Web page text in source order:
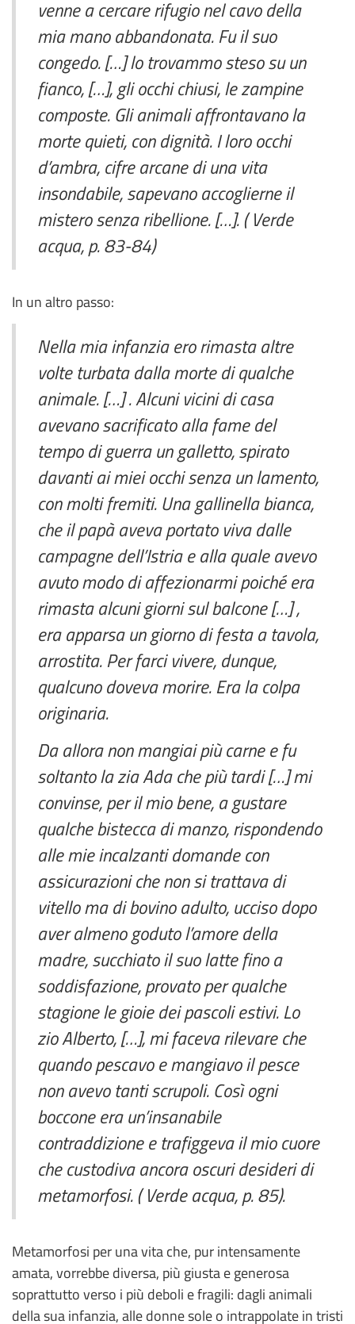
venne a cercare rifugio nel cavo della
mia mano abbandonata. Fu il suo
congedo. […] lo trovammo steso su un
fianco, […], gli occhi chiusi, le zampine
composte. Gli animali affrontavano la
morte quieti, con dignità. I loro occhi
d’ambra, cifre arcane di una vita
insondabile, sapevano accoglierne il
mistero senza ribellione. […]. ( Verde
acqua, p. 83-84)
In un altro passo:
Nella mia infanzia ero rimasta altre
volte turbata dalla morte di qualche
animale. […] . Alcuni vicini di casa
avevano sacrificato alla fame del
tempo di guerra un galletto, spirato
davanti ai miei occhi senza un lamento,
con molti fremiti. Una gallinella bianca,
che il papà aveva portato viva dalle
campagne dell’Istria e alla quale avevo
avuto modo di affezionarmi poiché era
rimasta alcuni giorni sul balcone […] ,
era apparsa un giorno di festa a tavola,
arrostita. Per farci vivere, dunque,
qualcuno doveva morire. Era la colpa
originaria.
Da allora non mangiai più carne e fu
soltanto la zia Ada che più tardi […] mi
convinse, per il mio bene, a gustare
qualche bistecca di manzo, rispondendo
alle mie incalzanti domande con
assicurazioni che non si trattava di
vitello ma di bovino adulto, ucciso dopo
aver almeno goduto l’amore della
madre, succhiato il suo latte fino a
soddisfazione, provato per qualche
stagione le gioie dei pascoli estivi. Lo
zio Alberto, […], mi faceva rilevare che
quando pescavo e mangiavo il pesce
non avevo tanti scrupoli. Così ogni
boccone era un’insanabile
contraddizione e trafiggeva il mio cuore
che custodiva ancora oscuri desideri di
metamorfosi. ( Verde acqua, p. 85).
Metamorfosi per una vita che, pur intensamente
amata, vorrebbe diversa, più giusta e generosa
soprattutto verso i più deboli e fragili: dagli animali
della sua infanzia, alle donne sole o intrappolate in tristi